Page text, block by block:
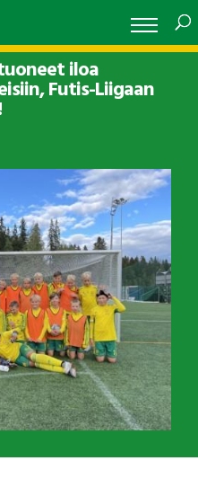
iloa
Futis-Liigaan